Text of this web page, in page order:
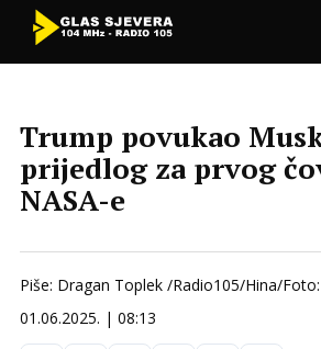
Trump povukao
prijedlog za prvog
NASA-e
Piše: Dragan Toplek /Radio105/Hina/
01.06.2025. | 08:13